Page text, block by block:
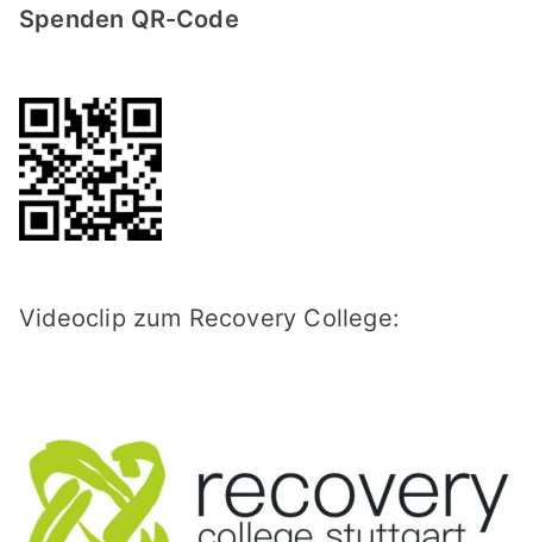
Spenden QR-Code
Videoclip zum Recovery College: